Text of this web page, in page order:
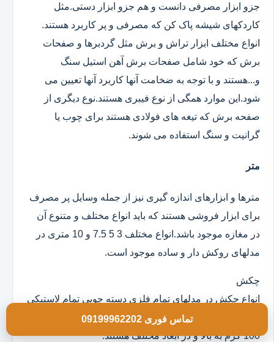
جزو ابزار مصرفی دانست و هم جزو ابزار دستی.مثل
کاردکهای شیشه پاک کن که مصرفی و پر کاربرد هستند.
انواع مختلف ابزار تراش و برش مثل گردبرها و صفحات
برش که خود شامل صفحات برش آهن استیل سنگ
و...هستند و با توجه به ضخامت آنها کاربرد آنها تعیین می
شود.این موارد همگی از نوع فیبری هستند.نوع دیگری از
صفحه برش که تیغه های فولادی هستند برای چوب یا
گرانیت و سنگ استفاده می شوند.
متر
مترها و ابزارهای اندازه گیری نیز از جمله وسایل پر مصرف
برای ابزار فروشی هستند که باید انواع مختلف و متنوع آن
در مغازه موجود باشد.انواع مختلف 3 5 7.5 و 10 متری در
مدلهای روکش دار و ساده موجود است.
چکش
انواع چکش در مدلهای تمام فلزی دسته چوبی تمام لاستیکی
و ژله ای موجود است که خود آنها در وزن های مختلف از
100 گرم به بالا و در ابعاد مختلف هستند.
تماس فوری 09199962202